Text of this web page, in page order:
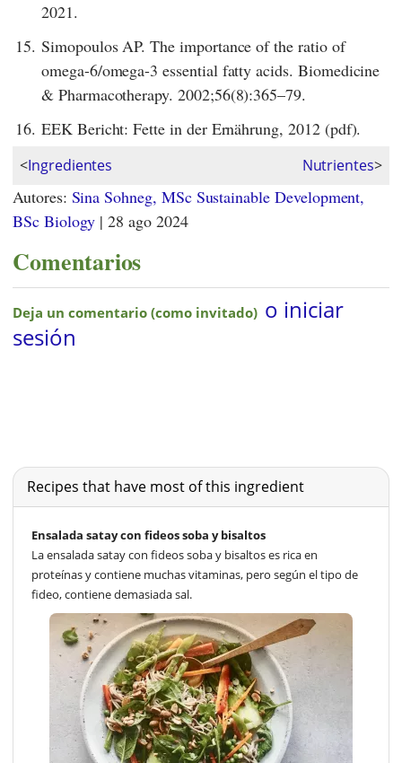
2021.
15. Simopoulos AP. The importance of the ratio of
omega-6/omega-3 essential fatty acids. Biomedicine
& Pharmacotherapy. 2002;56(8):365–79.
16. EEK Bericht: Fette in der Ernährung, 2012 (pdf).
<Ingredientes Nutrientes>
Autores: Sina Sohneg, MSc Sustainable Development,
BSc Biology |28 ago 2024
Comentarios
Recipes that have most of this ingredient
Ensalada satay con fideos soba y bisaltos
La ensalada satay con fideos soba y bisaltos es rica en
proteínas y contiene muchas vitaminas, pero según el tipo de
fideo, contiene demasiada sal.